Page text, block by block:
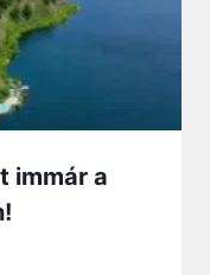
immár a